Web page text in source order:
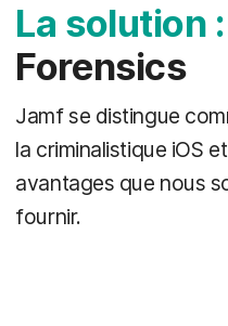
La solution :
Forensics
Jamf se distingue
la criminalistique iOS
avantages que nous
fournir.